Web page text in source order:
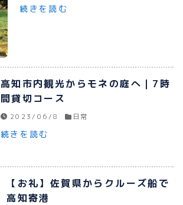
続きを読む
高知市内観光からモネの庭へ｜7時
間貸切コース
2023/06/8 日常
続きを読む
【お礼】佐賀県からクルーズ船で
高知寄港